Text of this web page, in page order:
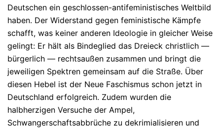
Deutschen ein geschlossen-antifeministisches Weltbild
haben. Der Widerstand gegen feministische Kämpfe
schafft, was keiner anderen Ideologie in gleicher Weise
gelingt: Er hält als Bindeglied das Dreieck christlich —
bürgerlich — rechtsaußen zusammen und bringt die
jeweiligen Spektren gemeinsam auf die Straße. Über
diesen Hebel ist der Neue Faschismus schon jetzt in
Deutschland erfolgreich. Zudem wurden die
halbherzigen Versuche der Ampel,
Schwangerschaftsabbrüche zu dekrimialisieren und